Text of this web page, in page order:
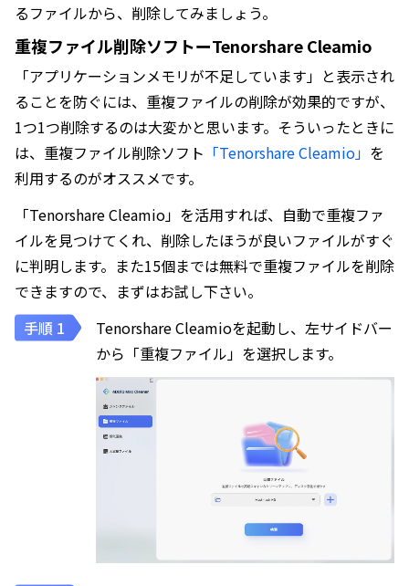
るファイルから、削除してみましょう。
重複ファイル削除ソフトーTenorshare Cleamio
「アプリケーションメモリが不足しています」と表示され
ることを防ぐには、重複ファイルの削除が効果的ですが、
1つ1つ削除するのは大変かと思います。そういったときに
は、重複ファイル削除ソフト 「Tenorshare Cleamio」 を
利用するのがオススメです。
「Tenorshare Cleamio」を活用すれば、自動で重複ファ
イルを見つけてくれ、削除したほうが良いファイルがすぐ
に判明します。また15個までは無料で重複ファイルを削除
できますので、まずはお試し下さい。
Tenorshare Cleamioを起動し、左サイドバー
から「重複ファイル」を選択します。